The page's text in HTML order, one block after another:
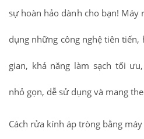
sự hoàn hảo dành cho bạn!
dụng những công nghệ tiên
gian, khả năng làm sạch tối
nhỏ gọn, dễ sử dụng và mang
Cách rửa kính áp tròng bằng